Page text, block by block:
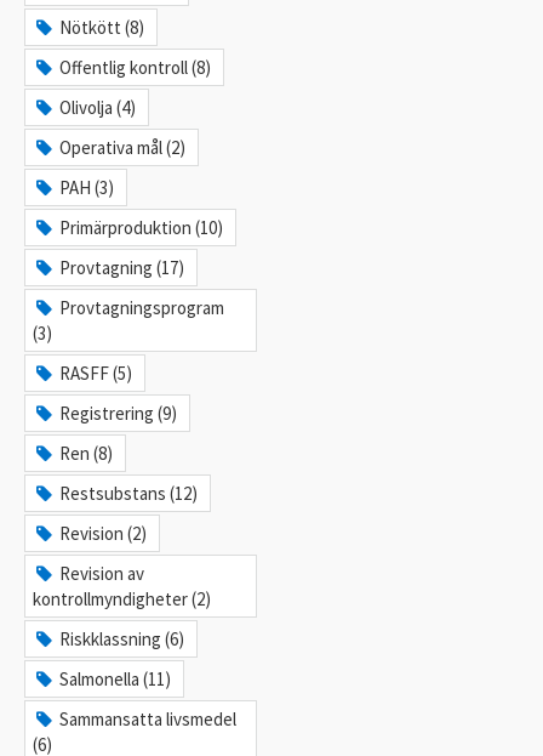
Nötkött (8)
Offentlig kontroll (8)
Olivolja (4)
Operativa mål (2)
PAH (3)
Primärproduktion (10)
Provtagning (17)
Provtagningsprogram
(3)
RASFF (5)
Registrering (9)
Ren (8)
Restsubstans (12)
Revision (2)
Revision av
kontrollmyndigheter (2)
Riskklassning (6)
Salmonella (11)
Sammansatta livsmedel
(6)